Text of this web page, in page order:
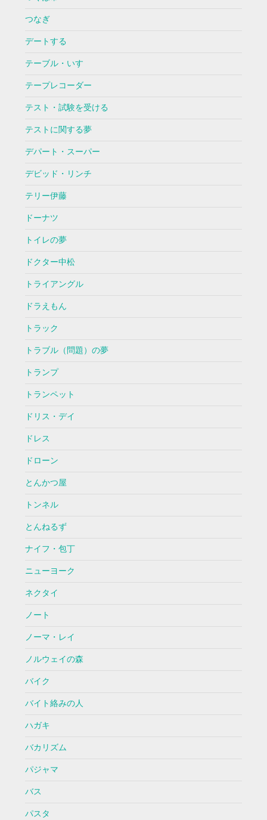
つなぎ
デートする
テーブル・いす
テープレコーダー
テスト・試験を受ける
テストに関する夢
デパート・スーパー
デビッド・リンチ
テリー伊藤
ドーナツ
トイレの夢
ドクター中松
トライアングル
ドラえもん
トラック
トラブル（問題）の夢
トランプ
トランペット
ドリス・デイ
ドレス
ドローン
とんかつ屋
トンネル
とんねるず
ナイフ・包丁
ニューヨーク
ネクタイ
ノート
ノーマ・レイ
ノルウェイの森
バイク
バイト絡みの人
ハガキ
バカリズム
パジャマ
バス
パスタ